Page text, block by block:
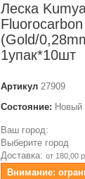
Леска
Fluorocarbon
(Gold/
1упак*10шт
Артикул 27909
Состояние: Новый
Ваш город:
Выберите город
Доставка: от 180,00 р.
Внимание: